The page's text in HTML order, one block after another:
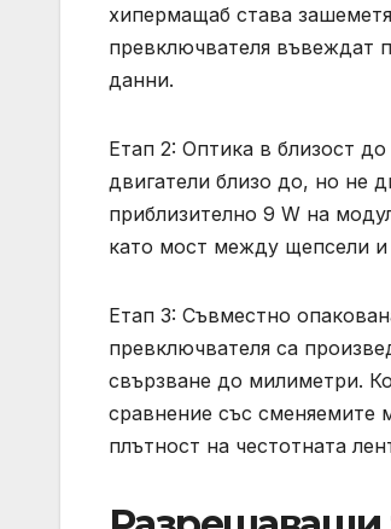
хипермащаб става
превключвателя въвеждат
данни.
Етап 2: Оптика в близост
двигатели близо до, но не
приблизително 9 W на
като мост между щепсели и
Етап 3: Съвместно
превключвателя са
свързване до милиметри.
сравнение със сменяемите
плътност на честотната